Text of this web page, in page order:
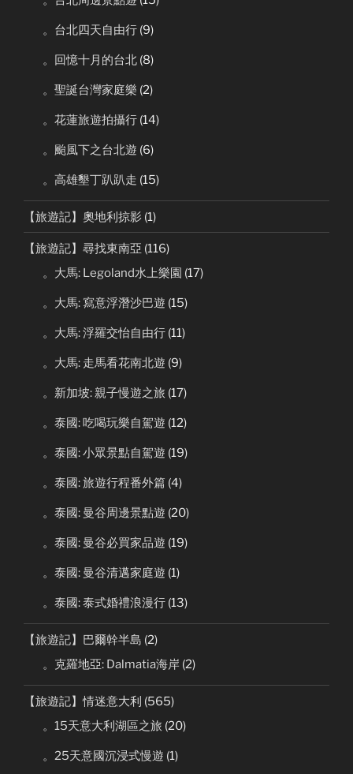
。台北四天自由行 (9)
。回憶十月的台北 (8)
。聖誕台灣家庭樂 (2)
。花蓮旅遊拍攝行 (14)
。颱風下之台北遊 (6)
。高雄墾丁趴趴走 (15)
【旅遊記】奧地利掠影 (1)
【旅遊記】尋找東南亞 (116)
。大馬: Legoland水上樂園 (17)
。大馬: 寫意浮潛沙巴遊 (15)
。大馬: 浮羅交怡自由行 (11)
。大馬: 走馬看花南北遊 (9)
。新加坡: 親子慢遊之旅 (17)
。泰國: 吃喝玩樂自駕遊 (12)
。泰國: 小眾景點自駕遊 (19)
。泰國: 旅遊行程番外篇 (4)
。泰國: 曼谷周邊景點遊 (20)
。泰國: 曼谷必買家品遊 (19)
。泰國: 曼谷清邁家庭遊 (1)
。泰國: 泰式婚禮浪漫行 (13)
【旅遊記】巴爾幹半島 (2)
。克羅地亞: Dalmatia海岸 (2)
【旅遊記】情迷意大利 (565)
。15天意大利湖區之旅 (20)
。25天意國沉浸式慢遊 (1)